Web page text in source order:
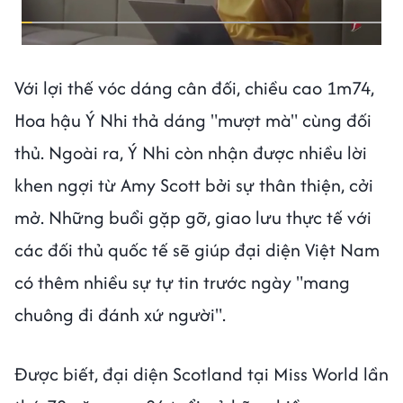
Với lợi thế vóc dáng cân đối, chiều cao 1m74,
Hoa hậu Ý Nhi thả dáng "mượt mà" cùng đối
thủ. Ngoài ra, Ý Nhi còn nhận được nhiều lời
khen ngợi từ Amy Scott bởi sự thân thiện, cởi
mở. Những buổi gặp gỡ, giao lưu thực tế với
các đối thủ quốc tế sẽ giúp đại diện Việt Nam
có thêm nhiều sự tự tin trước ngày "mang
chuông đi đánh xứ người".
Được biết, đại diện Scotland tại Miss World lần